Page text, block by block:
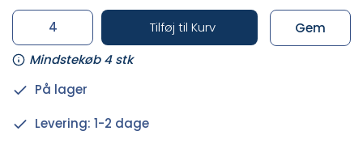
Tilføj til Kurv
Mindstekøb 4 stk
Gem
På lager
Levering: 1-2 dage